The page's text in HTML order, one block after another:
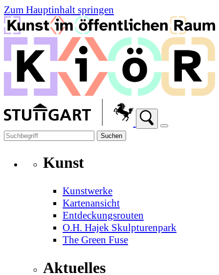
Zum Hauptinhalt springen
Suchen
Kunst
Kunstwerke
Kartenansicht
Entdeckungsrouten
O.H. Hajek Skulpturenpark
The Green Fuse
Aktuelles